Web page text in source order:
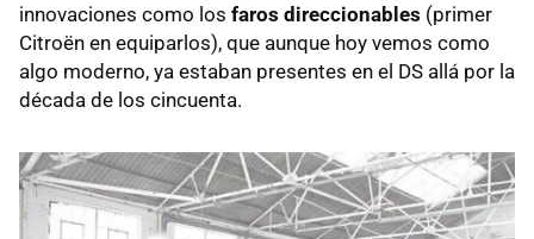
innovaciones como los faros direccionables (primer
Citroën en equiparlos), que aunque hoy vemos como
algo moderno, ya estaban presentes en el DS allá por la
década de los cincuenta.